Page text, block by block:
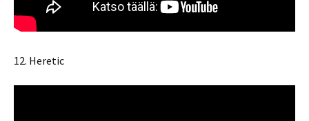
12. Heretic